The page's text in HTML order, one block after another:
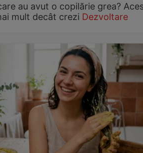
au avut o copilărie grea?
mult decât crezi Dezvoltare